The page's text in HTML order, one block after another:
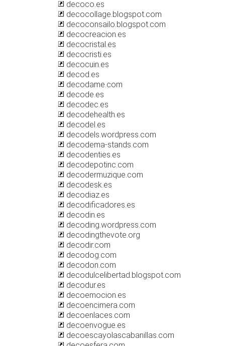
decoco.es
decocollage.blogspot.com
decoconsailo.blogspot.com
decocreacion.es
decocristal.es
decocristi.es
decocuin.es
decod.es
decodame.com
decode.es
decodec.es
decodehealth.es
decodel.es
decodels.wordpress.com
decodema-stands.com
decodenties.es
decodepotinc.com
decodermuzique.com
decodesk.es
decodiaz.es
decodificadores.es
decodin.es
decoding.wordpress.com
decodingthevote.org
decodir.com
decodog.com
decodon.com
decodulcelibertad.blogspot.com
decodur.es
decoemocion.es
decoencimera.com
decoenlaces.com
decoenvogue.es
decoescayolascabanillas.com